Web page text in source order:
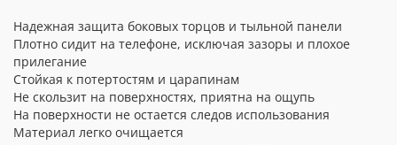
Надежная защита боковых торцов и тыльной панели
Плотно сидит на телефоне, исключая зазоры и плохое
прилегание
Стойкая к потертостям и царапинам
Не скользит на поверхностях, приятна на ощупь
На поверхности не остается следов использования
Материал легко очищается